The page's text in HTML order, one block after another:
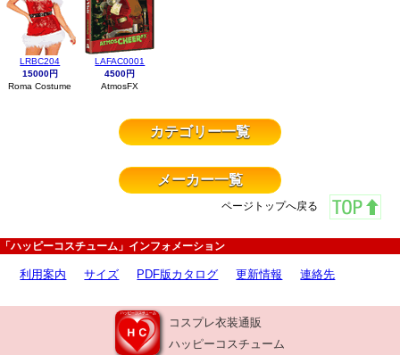
LRBC204
15000円
Roma Costume
LAFAC0001
4500円
AtmosFX
カテゴリー一覧
メーカー一覧
ページトップへ戻る
「ハッピーコスチューム」インフォメーション
利用案内 サイズ PDF版カタログ 更新情報 連絡先
コスプレ衣装通販
ハッピーコスチューム